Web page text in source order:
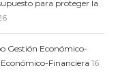
para proteger la
Gestión Económico-
Financiera 16